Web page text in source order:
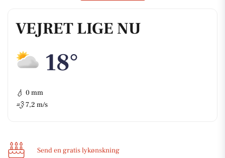
VEJRET LIGE NU
18°
💧 0 mm
💨 7,2 m/s
Send en gratis lykønskning